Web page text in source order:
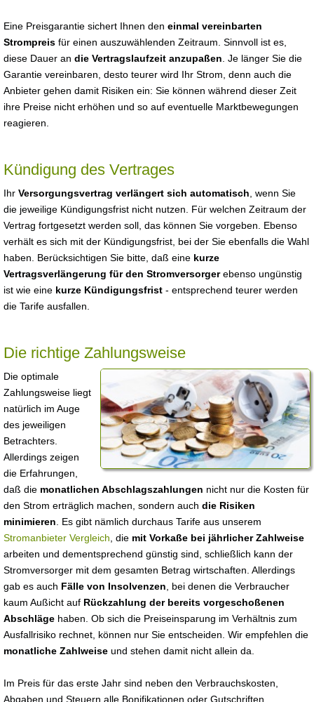
Eine Preisgarantie sichert Ihnen den einmal vereinbarten
Strompreis für einen auszuwählenden Zeitraum. Sinnvoll ist es,
diese Dauer an die Vertragslaufzeit anzupaßen . Je länger Sie die
Garantie vereinbaren, desto teurer wird Ihr Strom, denn auch die
Anbieter gehen damit Risiken ein: Sie können während dieser Zeit
ihre Preise nicht erhöhen und so auf eventuelle Marktbewegungen
reagieren.
Kündigung des Vertrages
Ihr Versorgungsvertrag verlängert sich automatisch , wenn Sie
die jeweilige Kündigungsfrist nicht nutzen. Für welchen Zeitraum der
Vertrag fortgesetzt werden soll, das können Sie vorgeben. Ebenso
verhält es sich mit der Kündigungsfrist, bei der Sie ebenfalls die Wahl
haben. Berücksichtigen Sie bitte, daß eine kurze
Vertragsverlängerung für den Stromversorgerebenso ungünstig
ist wie eine kurze Kündigungsfrist - entsprechend teurer werden
die Tarife ausfallen.
Die richtige Zahlungsweise
Die optimale
Zahlungsweise liegt
natürlich im Auge
des jeweiligen
Betrachters.
Allerdings zeigen
die Erfahrungen,
daß die monatlichen Abschlagszahlungen nicht nur die Kosten für
den Strom erträglich machen, sondern auch die Risiken
minimieren . Es gibt nämlich durchaus Tarife aus unserem
Stromanbieter Vergleich , die mit Vorkaße bei jährlicher Zahlweise
arbeiten und dementsprechend günstig sind, schließlich kann der
Stromversorger mit dem gesamten Betrag wirtschaften. Allerdings
gab es auch Fälle von Insolvenzen , bei denen die Verbraucher
kaum Außicht auf Rückzahlung der bereits vorgeschoßenen
Abschläge haben. Ob sich die Preiseinsparung im Verhältnis zum
Ausfallrisiko rechnet, können nur Sie entscheiden. Wir empfehlen die
monatliche Zahlweise und stehen damit nicht allein da.
Im Preis für das erste Jahr sind neben den Verbrauchskosten,
Abgaben und Steuern alle Bonifikationen oder Gutschriften